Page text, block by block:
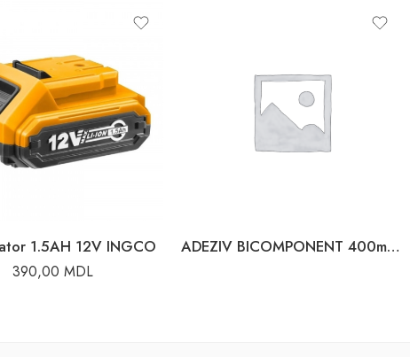
1.5AH 12V INGCO
390,00 MDL
ADEZIV BICOMPONENT 400ml ACTIVATOR 100g SOMAFIX